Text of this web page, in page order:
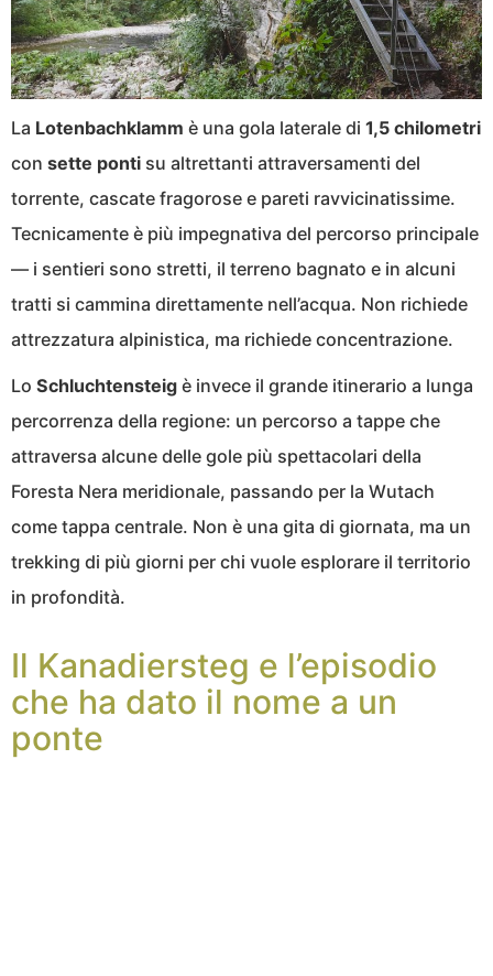
La Lotenbachklamm è una gola laterale di 1,5 chilometri
con sette ponti su altrettanti attraversamenti del
torrente, cascate fragorose e pareti ravvicinatissime.
Tecnicamente è più impegnativa del percorso principale
— i sentieri sono stretti, il terreno bagnato e in alcuni
tratti si cammina direttamente nell’acqua. Non richiede
attrezzatura alpinistica, ma richiede concentrazione.
Lo Schluchtensteig è invece il grande itinerario a lunga
percorrenza della regione: un percorso a tappe che
attraversa alcune delle gole più spettacolari della
Foresta Nera meridionale, passando per la Wutach
come tappa centrale. Non è una gita di giornata, ma un
trekking di più giorni per chi vuole esplorare il territorio
in profondità.
Il Kanadiersteg e l’episodio
che ha dato il nome a un
ponte